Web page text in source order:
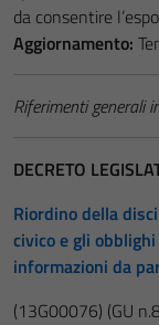
da consentire
Aggiornamento:
Riferimenti generali
DECRETO
Riordino della
civico e gli
informazioni da
(13G00076) (GU